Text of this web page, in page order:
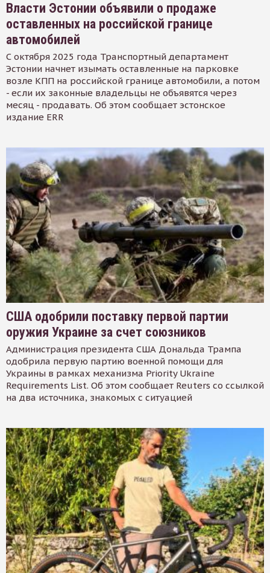
Власти Эстонии объявили о продаже
оставленных на российской границе
автомобилей
С октября 2025 года Транспортный департамент
Эстонии начнет изымать оставленные на парковке
возле КПП на российской границе автомобили, а потом
- если их законные владельцы не объявятся через
месяц - продавать. Об этом сообщает эстонское
издание ERR
США одобрили поставку первой партии
оружия Украине за счет союзников
Администрация президента США Дональда Трампа
одобрила первую партию военной помощи для
Украины в рамках механизма Priority Ukraine
Requirements List. Об этом сообщает Reuters со ссылкой
на два источника, знакомых с ситуацией